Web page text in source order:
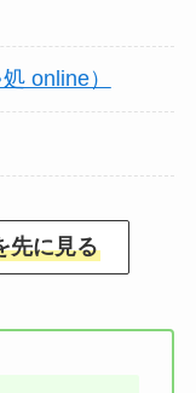
online）
先に見る